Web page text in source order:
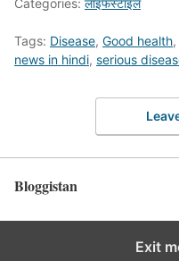
Categories: लाइफस्टाइल
Tags: Disease, Good health,
news in hindi, serious
Bloggistan
Exit